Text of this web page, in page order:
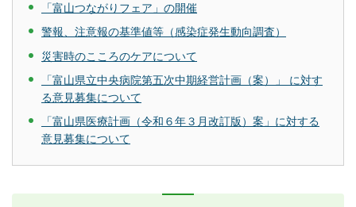
「富山つながりフェア」の開催
警報、注意報の基準値等（感染症発生動向調査）
災害時のこころのケアについて
「富山県立中央病院第五次中期経営計画（案）」 に対す
る意見募集について
「富山県医療計画（令和６年３月改訂版）案」に対する
意見募集について